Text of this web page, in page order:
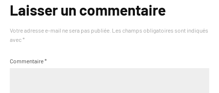
Laisser un commentaire
Votre adresse e-mail ne sera pas publiée. Les champs obligatoires sont indiqués
avec *
Commentaire*